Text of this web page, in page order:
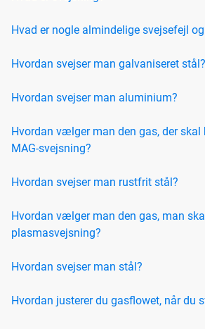
Hvad er nogle almindelige svejsefejl
Hvordan svejser man galvaniseret stål?
Hvordan svejser man aluminium?
Hvordan vælger man den gas, der skal
MAG-svejsning?
Hvordan svejser man rustfrit stål?
Hvordan vælger man den gas, man
plasmasvejsning?
Hvordan svejser man stål?
Hvordan justerer du gasflowet, når du